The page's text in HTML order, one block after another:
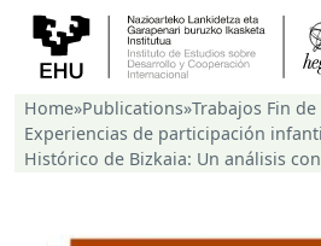
Home»Publications»Trabajos Fin
Experiencias de participación
Histórico de Bizkaia: Un análisis